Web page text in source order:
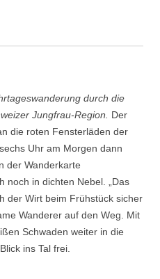
durch die
Jungfrau-Region. Der
die roten Fensterläden der
Uhr am Morgen dann
der Wanderkarte
noch in dichten Nebel. „Das
der Wirt beim Frühstück sicher
Wanderer auf den Weg. Mit
Schwaden weiter in die
ins Tal frei.